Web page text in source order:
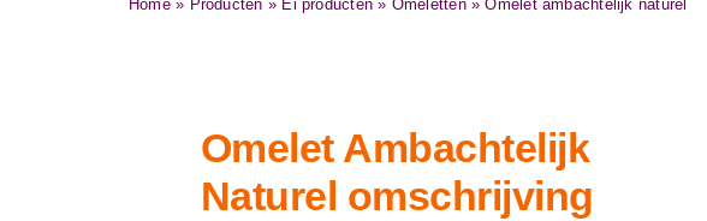
Home» Producten » Ei producten » Omeletten»Omelet ambachtelijk naturel
Omelet Ambachtelijk
Naturel omschrijving